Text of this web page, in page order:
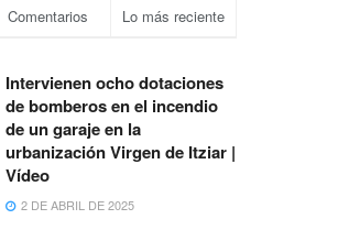
Comentarios Lo más reciente
Intervienen ocho dotaciones
de bomberos en el incendio
de un garaje en la
urbanización Virgen de Itziar |
Vídeo
2 DE ABRIL DE 2025